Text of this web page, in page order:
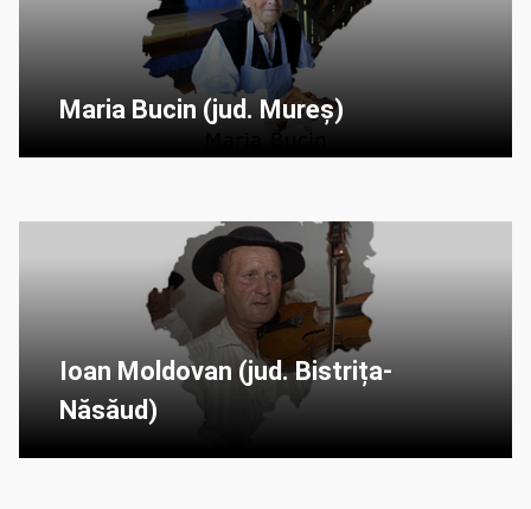
Maria Bucin (jud. Mureș)
Ioan Moldovan (jud. Bistrița-
Năsăud)